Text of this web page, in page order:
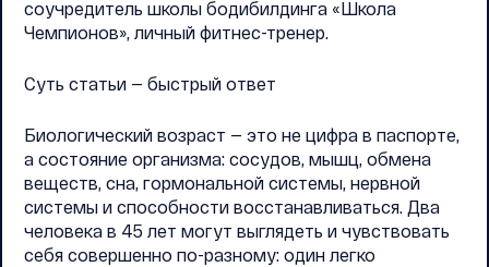
соучредитель школы бодибилдинга «Школа
Чемпионов», личный фитнес-тренер.
Суть статьи — быстрый ответ
Биологический возраст — это не цифра в паспорте,
а состояние организма: сосудов, мышц, обмена
веществ, сна, гормональной системы, нервной
системы и способности восстанавливаться. Два
человека в 45 лет могут выглядеть и чувствовать
себя совершенно по-разному: один легко